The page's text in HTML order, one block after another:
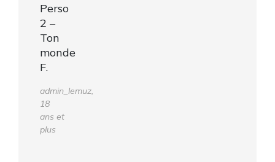
Perso
2 –
Ton
monde
F.
admin_lemuz,
18
ans et
plus